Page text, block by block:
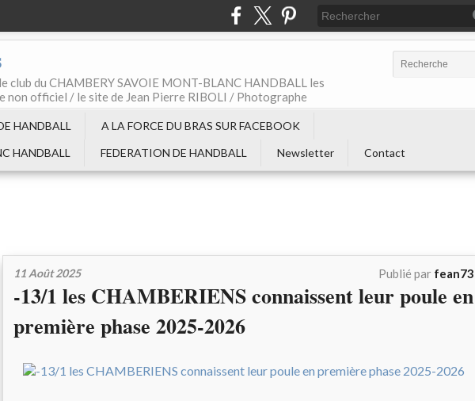
club du CHAMBERY SAVOIE MONT-BLANC HANDBALL les
non officiel / le site de Jean Pierre RIBOLI / Photographe
HANDBALL
A LA FORCE DU BRAS SUR FACEBOOK
HANDBALL
FEDERATION DE HANDBALL Newsletter Contact
11 Août 2025 Publié par fean73
-13/1 les CHAMBERIENS connaissent leur poule en
première phase 2025-2026